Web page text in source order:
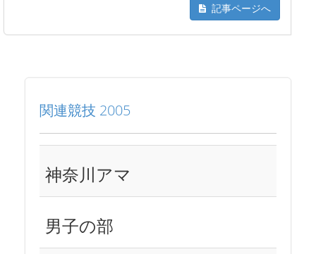
記事ページへ
関連競技 2005
神奈川アマ
男子の部